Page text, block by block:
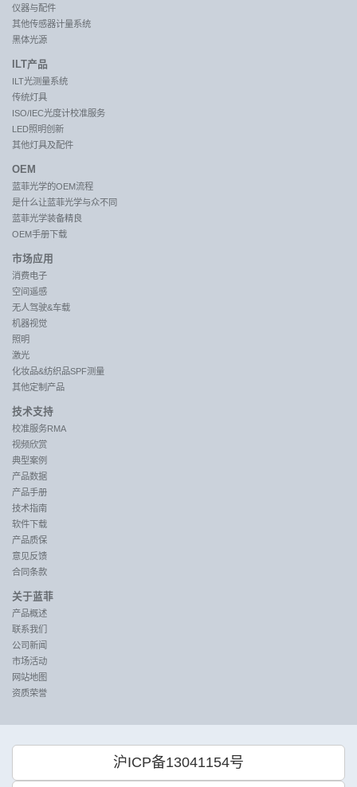
仪器与配件
其他传感器计量系统
黑体光源
ILT产品
ILT光测量系统
传统灯具
ISO/IEC光度计校准服务
LED照明创新
其他灯具及配件
OEM
蓝菲光学的OEM流程
是什么让蓝菲光学与众不同
蓝菲光学装备精良
OEM手册下载
市场应用
消费电子
空间遥感
无人驾驶&车载
机器视觉
照明
激光
化妆品&纺织品SPF测量
其他定制产品
技术支持
校准服务RMA
视频欣赏
典型案例
产品数据
产品手册
技术指南
软件下载
产品质保
意见反馈
合同条款
关于蓝菲
产品概述
联系我们
公司新闻
市场活动
网站地图
资质荣誉
沪ICP备13041154号